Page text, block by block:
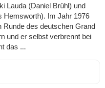
Lauda (Daniel Brühl) und
Hemsworth). Im Jahr 1976
Runde des deutschen Grand
und er selbst verbrennt bei
das ...